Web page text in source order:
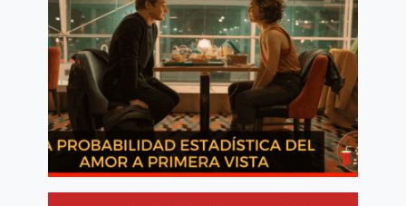
RIVALIDAD
QUE
CAMBIÓ
INDUSTRIA
DEL
AUTOMOVILISMO